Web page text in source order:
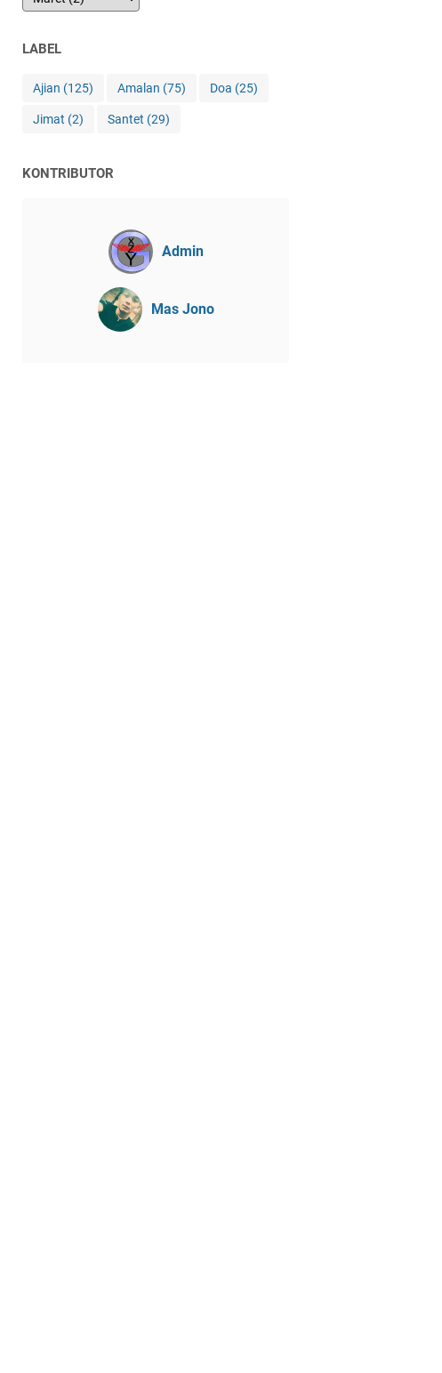
LABEL
Ajian (125) Amalan (75) Doa (25)
Jimat (2) Santet (29)
KONTRIBUTOR
Admin
Mas Jono